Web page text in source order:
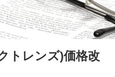
トレンズ)価格改